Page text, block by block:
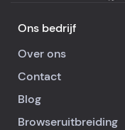
Ons bedrijf
Over ons
Contact
Blog
Browseruitbreiding